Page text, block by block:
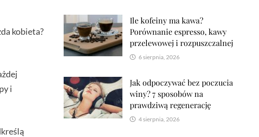
kobieta?
i
Ile kofeiny ma kawa?
Porównanie espresso, kawy
przelewowej i rozpuszczalnej
6 sierpnia, 2026
Jak odpoczywać bez poczucia
winy? 7 sposobów na
prawdziwą regenerację
4 sierpnia, 2026